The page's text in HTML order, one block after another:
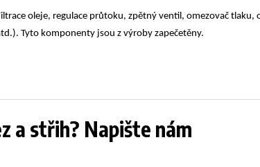
oleje, regulace průtoku, zpětný ventil, omezovač
Tyto komponenty jsou z výroby zapečetěny.
a střih? Napište nám